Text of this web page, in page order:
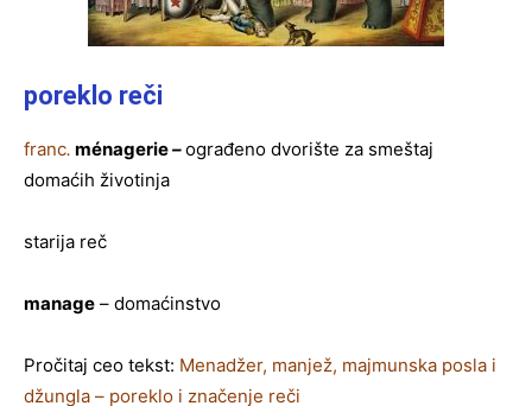
poreklo reči
franc. ménagerie–ograđeno dvorište za smeštaj
domaćih životinja
starija reč
manage – domaćinstvo
Pročitaj ceo tekst: Menadžer, manjež, majmunska posla i
džungla – poreklo i značenje reči